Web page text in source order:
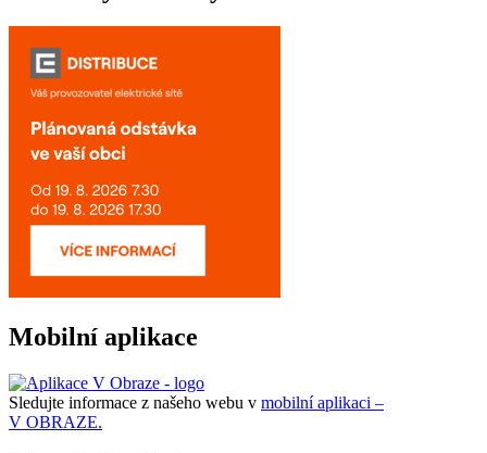
Mobilní aplikace
Sledujte informace z našeho webu v mobilní aplikaci –
V OBRAZE.